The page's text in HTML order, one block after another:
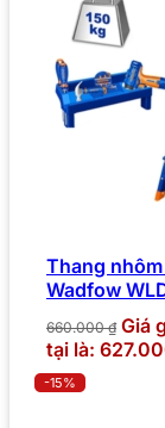
Thang
Wadfow
660.000₫ Giá
tại là:
-15%